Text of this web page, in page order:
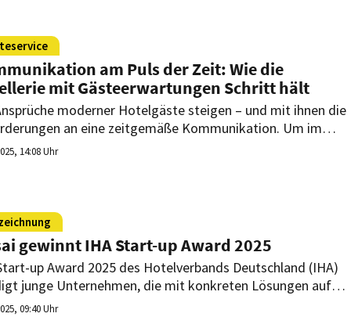
am Puls der Zeit: Wie die
mit Gästeerwartungen Schritt hält
moderner Hotelgäste steigen – und mit ihnen die
an eine zeitgemäße Kommunikation. Um im
um Komfort, Effizienz und Servicequalität zu
14:08 Uhr
gewinnt IHA Start-up Award 2025
up Award 2025 des Hotelverbands Deutschland (IHA)
junge Unternehmen, die mit konkreten Lösungen auf
Herausforderungen der Hotellerie antworten – und
09:40 Uhr